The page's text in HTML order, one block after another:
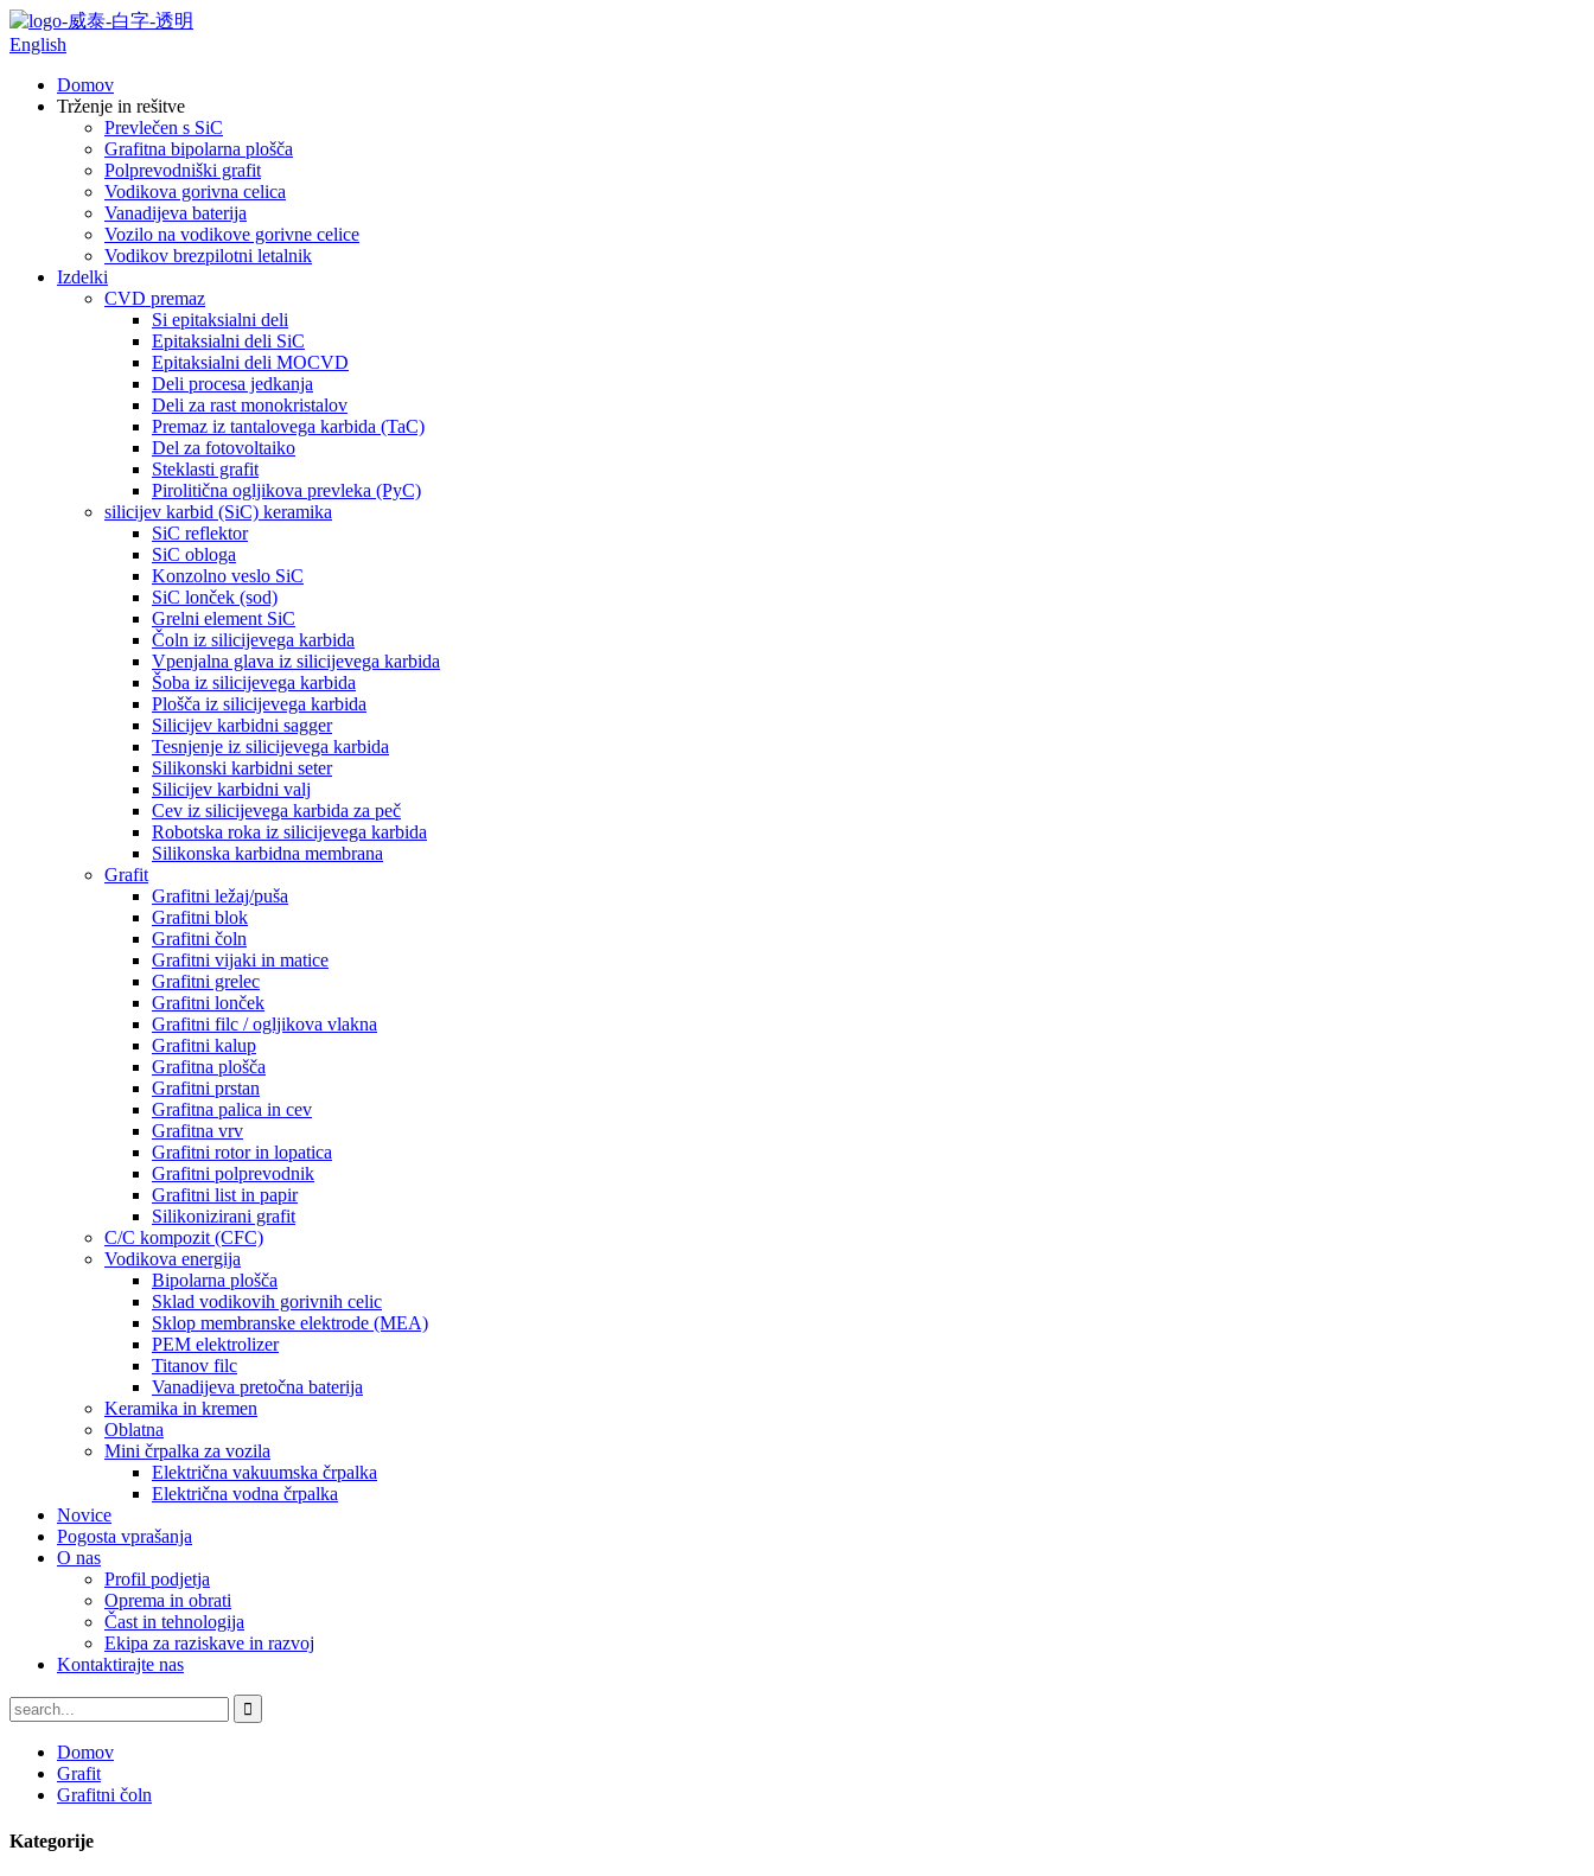
English
Domov
Trženje in rešitve
Prevlečen s SiC
Grafitna bipolarna plošča
Polprevodniški grafit
Vodikova gorivna celica
Vanadijeva baterija
Vozilo na vodikove gorivne celice
Vodikov brezpilotni letalnik
Izdelki
CVD premaz
Si epitaksialni deli
Epitaksialni deli SiC
Epitaksialni deli MOCVD
Deli procesa jedkanja
Deli za rast monokristalov
Premaz iz tantalovega karbida (TaC)
Del za fotovoltaiko
Steklasti grafit
Pirolitična ogljikova prevleka (PyC)
silicijev karbid (SiC) keramika
SiC reflektor
SiC obloga
Konzolno veslo SiC
SiC lonček (sod)
Grelni element SiC
Čoln iz silicijevega karbida
Vpenjalna glava iz silicijevega karbida
Šoba iz silicijevega karbida
Plošča iz silicijevega karbida
Silicijev karbidni sagger
Tesnjenje iz silicijevega karbida
Silikonski karbidni seter
Silicijev karbidni valj
Cev iz silicijevega karbida za peč
Robotska roka iz silicijevega karbida
Silikonska karbidna membrana
Grafit
Grafitni ležaj/puša
Grafitni blok
Grafitni čoln
Grafitni vijaki in matice
Grafitni grelec
Grafitni lonček
Grafitni filc / ogljikova vlakna
Grafitni kalup
Grafitna plošča
Grafitni prstan
Grafitna palica in cev
Grafitna vrv
Grafitni rotor in lopatica
Grafitni polprevodnik
Grafitni list in papir
Silikonizirani grafit
C/C kompozit (CFC)
Vodikova energija
Bipolarna plošča
Sklad vodikovih gorivnih celic
Sklop membranske elektrode (MEA)
PEM elektrolizer
Titanov filc
Vanadijeva pretočna baterija
Keramika in kremen
Oblatna
Mini črpalka za vozila
Električna vakuumska črpalka
Električna vodna črpalka
Novice
Pogosta vprašanja
O nas
Profil podjetja
Oprema in obrati
Čast in tehnologija
Ekipa za raziskave in razvoj
Kontaktirajte nas
Domov
Grafit
Grafitni čoln
Kategorije